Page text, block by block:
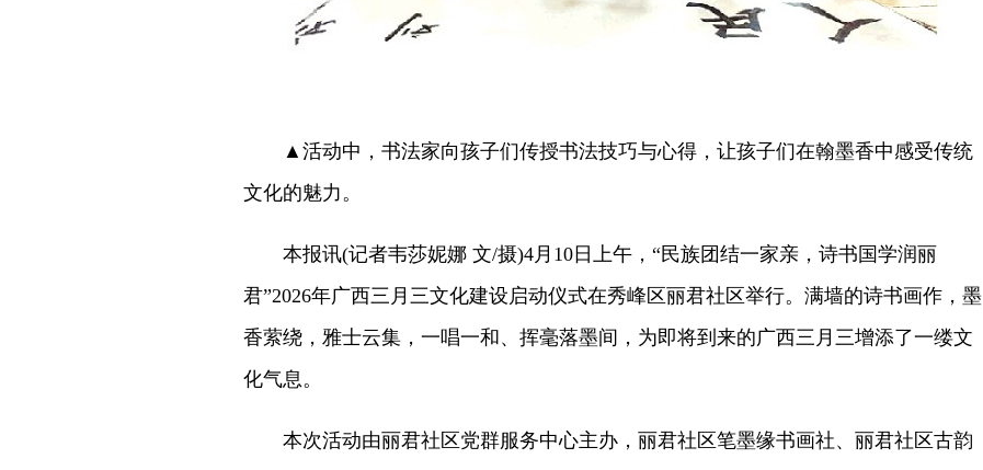
▲活动中，书法家向孩子们传授书法技巧与心得，让孩子们在翰墨香中感受传统
文化的魅力。
本报讯(记者韦莎妮娜 文/摄)4月10日上午，“民族团结一家亲，诗书国学润丽
君”2026年广西三月三文化建设启动仪式在秀峰区丽君社区举行。满墙的诗书画作，墨
香萦绕，雅士云集，一唱一和、挥毫落墨间，为即将到来的广西三月三增添了一缕文
化气息。
本次活动由丽君社区党群服务中心主办，丽君社区笔墨缘书画社、丽君社区古韵